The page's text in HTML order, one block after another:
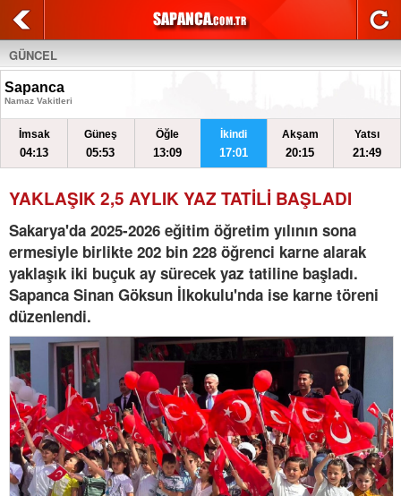
GÜNCEL
Sapanca
Namaz Vakitleri
İmsak
04:13
Güneş
05:53
Öğle
13:09
İkindi
17:01
Akşam
20:15
Yatsı
21:49
YAKLAŞIK 2,5 AYLIK YAZ TATİLİ BAŞLADI
Sakarya'da 2025-2026 eğitim öğretim yılının sona
ermesiyle birlikte 202 bin 228 öğrenci karne alarak
yaklaşık iki buçuk ay sürecek yaz tatiline başladı.
Sapanca Sinan Göksun İlkokulu'nda ise karne töreni
düzenlendi.